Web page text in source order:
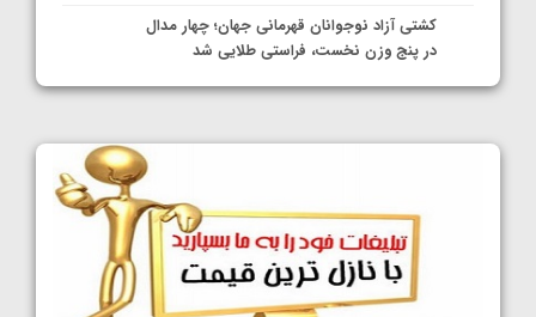
کشتی آزاد نوجوانان قهرمانی جهان؛ چهار مدال
در پنج وزن نخست، فراستی طلایی شد
1405/05/11
کشتی آزاد نوجوانان جهان؛ رقبای نمایندگان
ایران مشخص شدند
1405/05/08